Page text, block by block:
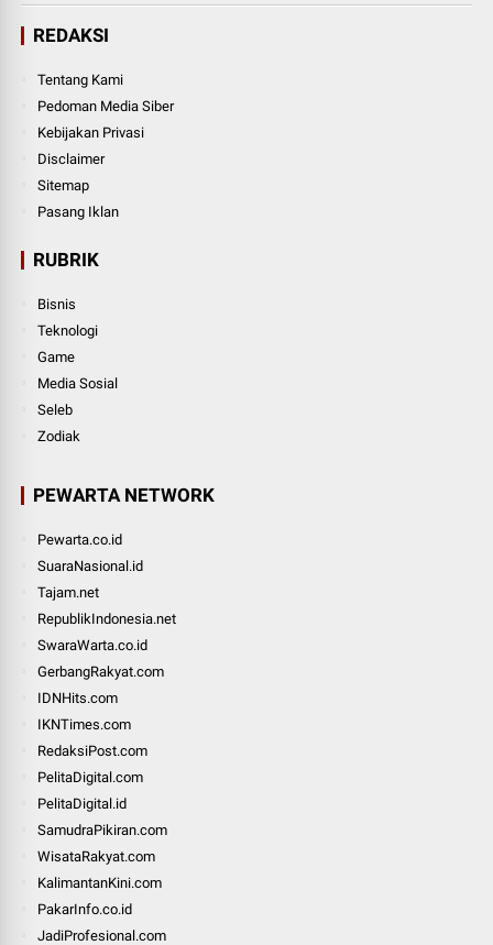
REDAKSI
Tentang Kami
Pedoman Media Siber
Kebijakan Privasi
Disclaimer
Sitemap
Pasang Iklan
RUBRIK
Bisnis
Teknologi
Game
Media Sosial
Seleb
Zodiak
PEWARTA NETWORK
Pewarta.co.id
SuaraNasional.id
Tajam.net
RepublikIndonesia.net
SwaraWarta.co.id
GerbangRakyat.com
IDNHits.com
IKNTimes.com
RedaksiPost.com
PelitaDigital.com
PelitaDigital.id
SamudraPikiran.com
WisataRakyat.com
KalimantanKini.com
PakarInfo.co.id
JadiProfesional.com